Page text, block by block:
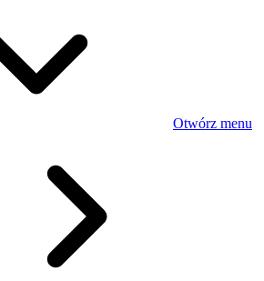
Otwórz menu